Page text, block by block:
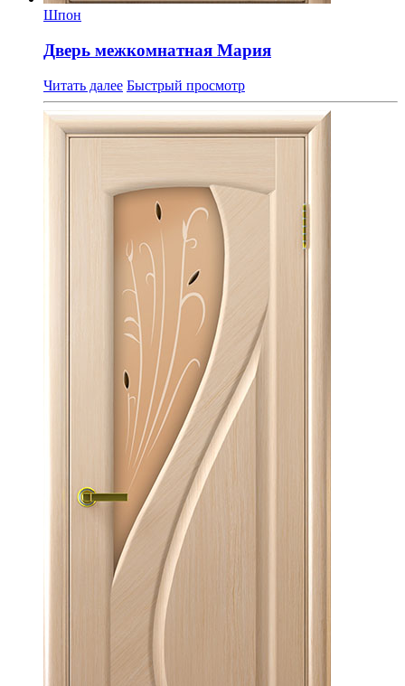
Шпон
Дверь межкомнатная Мария
Читать далее Быстрый просмотр